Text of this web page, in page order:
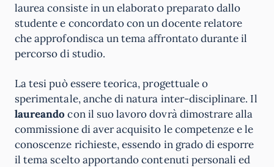
laurea consiste in un elaborato preparato dallo
studente e concordato con un docente relatore
che approfondisca un tema affrontato durante il
percorso di studio.
La tesi può essere teorica, progettuale o
sperimentale, anche di natura inter-disciplinare. Il
laureando con il suo lavoro dovrà dimostrare alla
commissione di aver acquisito le competenze e le
conoscenze richieste, essendo in grado di esporre
il tema scelto apportando contenuti personali ed